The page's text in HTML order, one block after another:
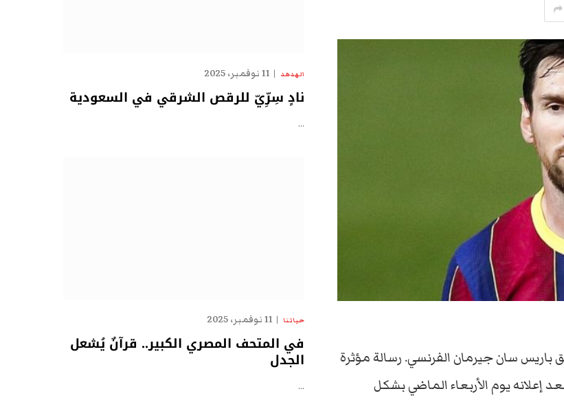
ميسي 34 عاماً، مهاجم فريق باريس سان جيرمان الفرنسي. رسالة مؤثرة
إعلانه يوم الأربعاء الماضي بشكل
الهدهد 11 نوفمبر، 2025
نادٍ سِرِّيّ للرقص الشرقي في السعودية
…
حياتنا 11 نوفمبر، 2025
في المتحف المصري الكبير.. قرآنٌ يُشعل
الجدل
…